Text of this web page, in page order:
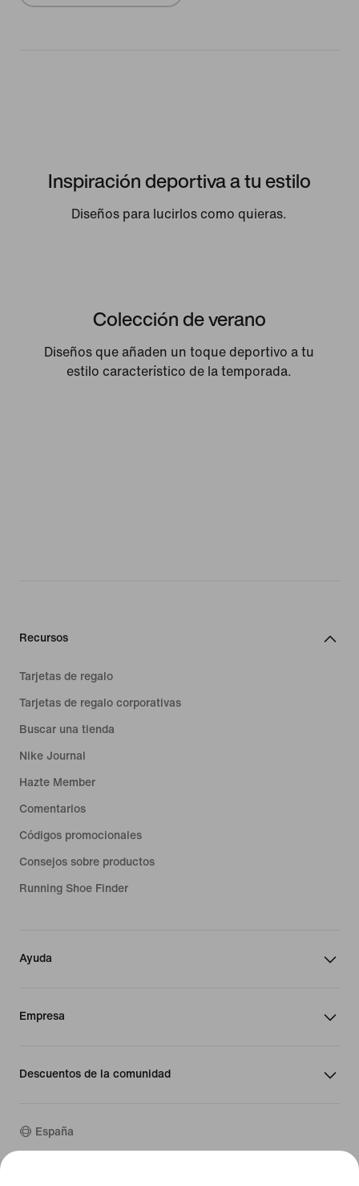
Inspiración deportiva a tu estilo
Diseños para lucirlos como quieras.
Colección de verano
Diseños que añaden un toque deportivo a tu
estilo característico de la temporada.
Recursos
Tarjetas de regalo
Tarjetas de regalo corporativas
Buscar una tienda
Nike Journal
Hazte Member
Comentarios
Códigos promocionales
Consejos sobre productos
Running Shoe Finder
Ayuda
Empresa
Descuentos de la comunidad
España